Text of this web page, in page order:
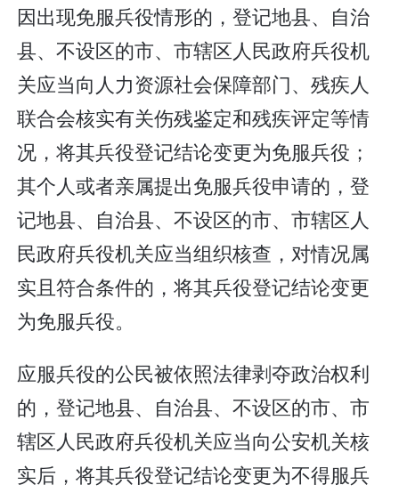
因出现免服兵役情形的，登记地县、自治
县、不设区的市、市辖区人民政府兵役机
关应当向人力资源社会保障部门、残疾人
联合会核实有关伤残鉴定和残疾评定等情
况，将其兵役登记结论变更为免服兵役；
其个人或者亲属提出免服兵役申请的，登
记地县、自治县、不设区的市、市辖区人
民政府兵役机关应当组织核查，对情况属
实且符合条件的，将其兵役登记结论变更
为免服兵役。
应服兵役的公民被依照法律剥夺政治权利
的，登记地县、自治县、不设区的市、市
辖区人民政府兵役机关应当向公安机关核
实后，将其兵役登记结论变更为不得服兵